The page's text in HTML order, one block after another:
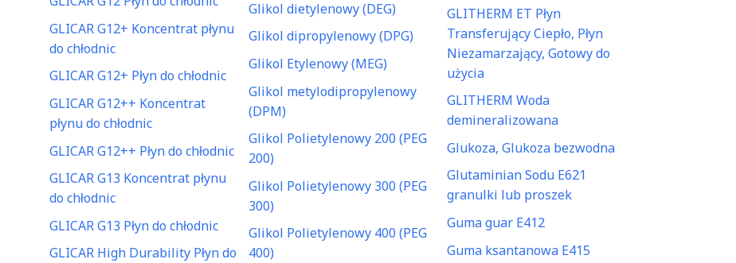
GLICAR G12+ Koncentrat płynu
do chłodnic
GLICAR G12+ Płyn do chłodnic
GLICAR G12++ Koncentrat
płynu do chłodnic
GLICAR G12++ Płyn do chłodnic
GLICAR G13 Koncentrat płynu
do chłodnic
GLICAR G13 Płyn do chłodnic
GLICAR High Durability Płyn do
Glikol dietylenowy (DEG)
Glikol dipropylenowy (DPG)
Glikol Etylenowy (MEG)
Glikol metylodipropylenowy
(DPM)
Glikol Polietylenowy 200 (PEG
200)
Glikol Polietylenowy 300 (PEG
300)
Glikol Polietylenowy 400 (PEG
400)
GLITHERM ET Płyn
Transferujący Ciepło, Płyn
Niezamarzający, Gotowy do
użycia
GLITHERM Woda
demineralizowana
Glukoza, Glukoza bezwodna
Glutaminian Sodu E621
granulki lub proszek
Guma guar E412
Guma ksantanowa E415